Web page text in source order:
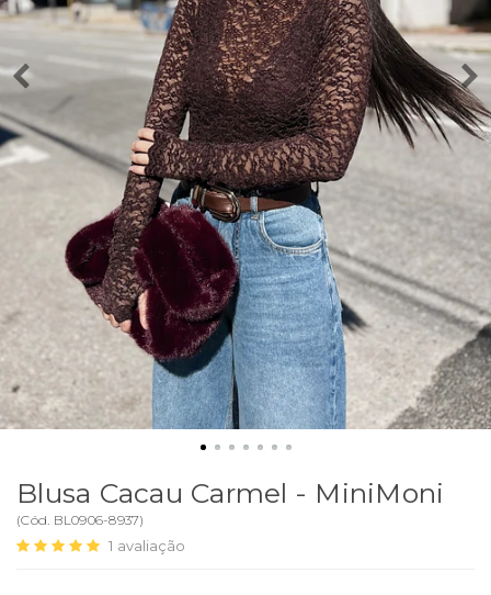
Blusa Cacau Carmel - MiniMoni
(Cód. BL0906-8937)
1 avaliação